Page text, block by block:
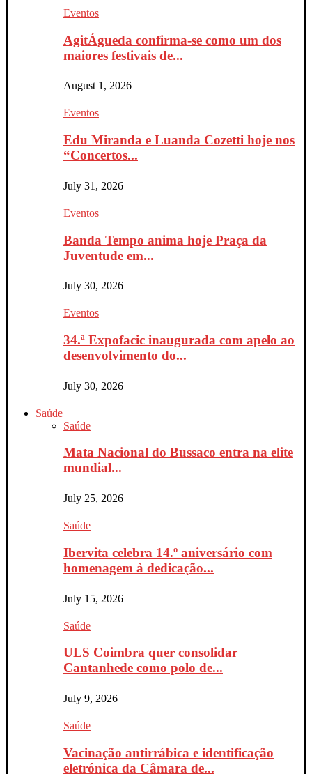
Eventos
AgitÁgueda confirma-se como um dos
maiores festivais de...
August 1, 2026
Eventos
Edu Miranda e Luanda Cozetti hoje nos
“Concertos...
July 31, 2026
Eventos
Banda Tempo anima hoje Praça da
Juventude em...
July 30, 2026
Eventos
34.ª Expofacic inaugurada com apelo ao
desenvolvimento do...
July 30, 2026
Saúde
Saúde
Mata Nacional do Bussaco entra na elite
mundial...
July 25, 2026
Saúde
Ibervita celebra 14.º aniversário com
homenagem à dedicação...
July 15, 2026
Saúde
ULS Coimbra quer consolidar
Cantanhede como polo de...
July 9, 2026
Saúde
Vacinação antirrábica e identificação
eletrónica da Câmara de...